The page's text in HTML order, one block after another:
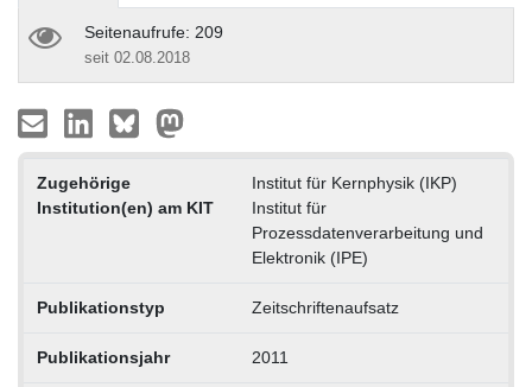
Seitenaufrufe: 209
seit 02.08.2018
Zugehörige
Institution(en) am KIT
Institut für Kernphysik (IKP)
Institut für
Prozessdatenverarbeitung und
Elektronik (IPE)
Publikationstyp Zeitschriftenaufsatz
Publikationsjahr 2011